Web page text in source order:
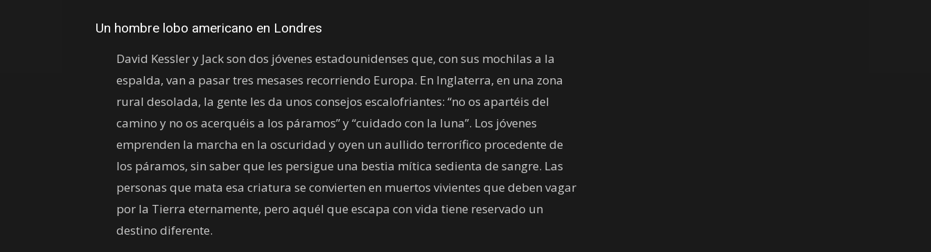
Un hombre lobo americano en Londres
David Kessler y Jack son dos jóvenes estadounidenses que, con sus mochilas a la
espalda, van a pasar tres mesases recorriendo Europa. En Inglaterra, en una zona
rural desolada, la gente les da unos consejos escalofriantes: “no os apartéis del
camino y no os acerquéis a los páramos” y “cuidado con la luna”. Los jóvenes
emprenden la marcha en la oscuridad y oyen un aullido terrorífico procedente de
los páramos, sin saber que les persigue una bestia mítica sedienta de sangre. Las
personas que mata esa criatura se convierten en muertos vivientes que deben vagar
por la Tierra eternamente, pero aquél que escapa con vida tiene reservado un
destino diferente.